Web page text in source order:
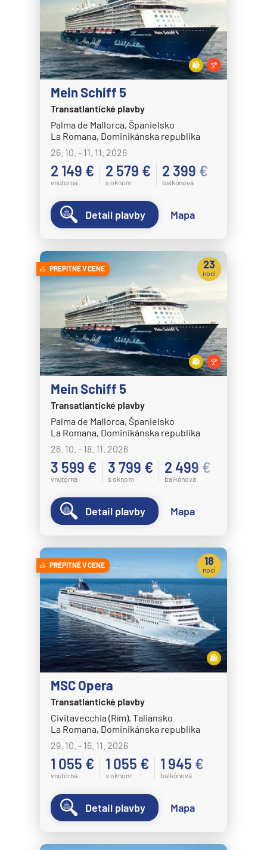
Mein Schiff 5
Transatlantické plavby
Palma de Mallorca, Španielsko
La Romana, Dominikánska republika
26. 10. - 11. 11. 2026
2 149 €
vnútorná
2 579 €
s oknom
2 399 €
balkónová
Detail plavby Mapa
PREPITNÉ V CENE
Mein Schiff 5
Transatlantické plavby
Palma de Mallorca, Španielsko
La Romana, Dominikánska republika
26. 10. - 18. 11. 2026
3 599 €
vnútorná
3 799 €
s oknom
2 499 €
balkónová
23
nocí
Detail plavby Mapa
PREPITNÉ V CENE
MSC Opera
Transatlantické plavby
Civitavecchia (Rím), Taliansko
La Romana, Dominikánska republika
29. 10. - 16. 11. 2026
1 055 €
vnútorná
1 055 €
s oknom
1 945 €
balkónová
18
nocí
Detail plavby Mapa